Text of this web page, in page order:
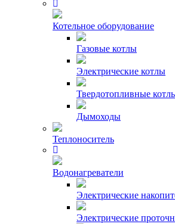
Котельное оборудование
Газовые котлы
Электрические котлы
Твердотопливные
Дымоходы
Теплоноситель
Водонагреватели
Электрические
Электрические